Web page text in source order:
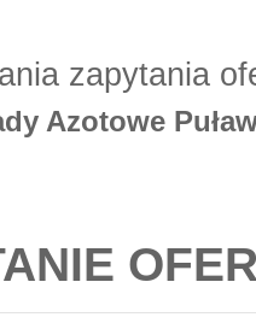
zapytania
Azotowe